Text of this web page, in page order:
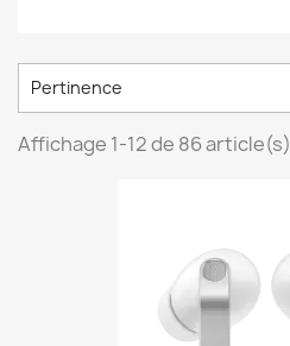
Pertinence
Affichage 1-12 de 86 article(s)